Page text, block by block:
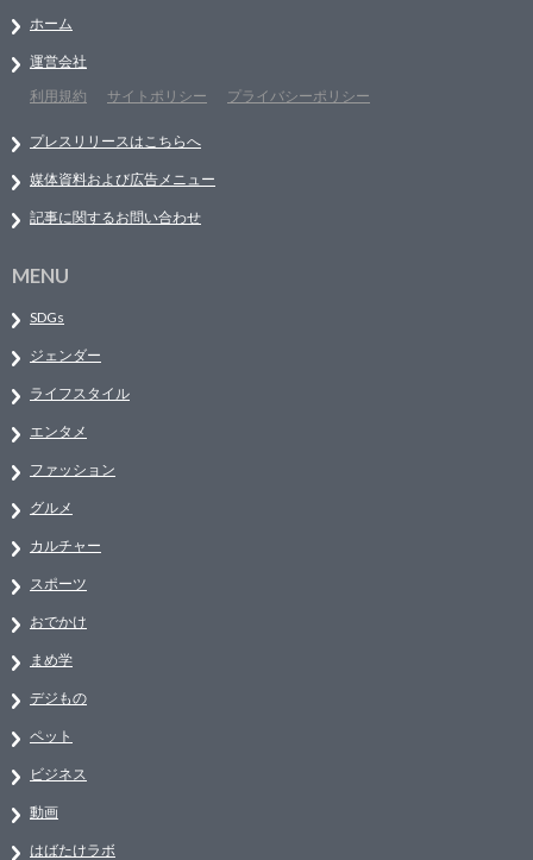
ホーム
運営会社
利用規約
サイトポリシー プライバシーポリシー
プレスリリースはこちらへ
媒体資料および広告メニュー
記事に関するお問い合わせ
MENU
SDGs
ジェンダー
ライフスタイル
エンタメ
ファッション
グルメ
カルチャー
スポーツ
おでかけ
まめ学
デジもの
ペット
ビジネス
動画
はばたけラボ